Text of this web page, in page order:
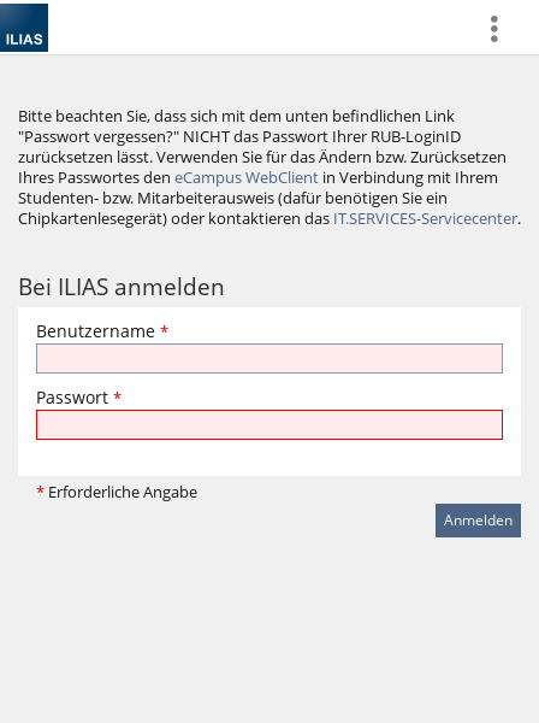
more
Bitte beachten Sie, dass sich mit dem unten befindlichen Link
"Passwort vergessen?" NICHT das Passwort Ihrer RUB-LoginID
zurücksetzen lässt. Verwenden Sie für das Ändern bzw. Zurücksetzen
Ihres Passwortes den eCampus WebClient in Verbindung mit Ihrem
Studenten- bzw. Mitarbeiterausweis (dafür benötigen Sie ein
Chipkartenlesegerät) oder kontaktieren das IT.SERVICES-Servicecenter.
Bei ILIAS anmelden
Benutzername *
Passwort *
* Erforderliche Angabe